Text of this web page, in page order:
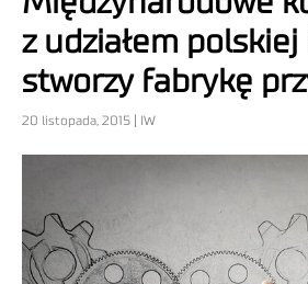
z udziałem
stworzy fabrykę
20 listopada, 2015 | IW